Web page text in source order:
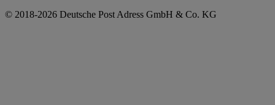
© 2018-2026 Deutsche Post Adress GmbH & Co. KG